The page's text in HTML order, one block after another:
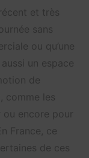
et très
sans
ou qu’une
un espace
de
comme les
encore pour
France, ce
de ces